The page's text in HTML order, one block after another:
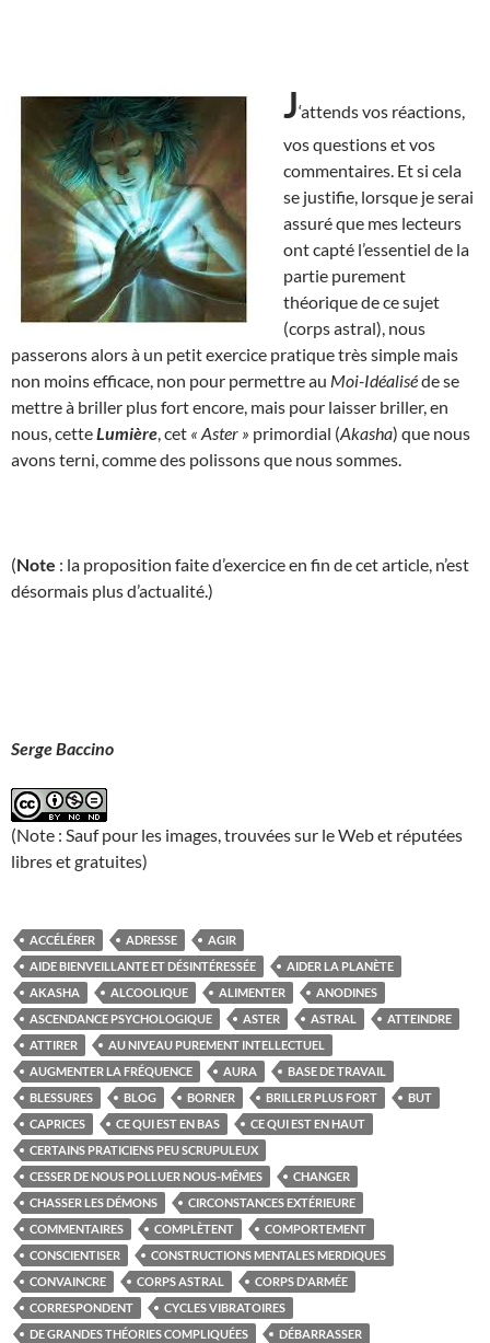
J‘attends vos réactions,
vos questions et vos
commentaires. Et si cela
se justifie, lorsque je serai
assuré que mes lecteurs
ont capté l’essentiel de la
partie purement
théorique de ce sujet
(corps astral), nous
passerons alors à un petit exercice pratique très simple mais
non moins efficace, non pour permettre au Moi-Idéaliséde se
mettre à briller plus fort encore, mais pour laisser briller, en
nous, cetteLumière , cet « Aster » primordial (Akasha) que nous
avons terni, comme des polissons que nous sommes.
(Note : la proposition faite d’exercice en fin de cet article, n’est
désormais plus d’actualité.)
Serge Baccino
(Note : Sauf pour les images, trouvées sur le Web et réputées
libres et gratuites)
ACCÉLÉRER ADRESSE
AGIR
AIDE BIENVEILLANTE ET DÉSINTÉRESSÉE
AIDER LA PLANÈTE
AKASHA
ALCOOLIQUE ALIMENTER
ANODINES
ASCENDANCE PSYCHOLOGIQUE
ASTER ASTRAL
ATTEINDRE
ATTIRER
AU NIVEAU PUREMENT INTELLECTUEL
AUGMENTER LA FRÉQUENCE
AURA
BASE DE TRAVAIL
BLESSURES
BLOG BORNER BRILLER PLUS FORT
BUT
CAPRICES
CE QUI EST EN BAS
CE QUI EST EN HAUT
CERTAINS PRATICIENS PEU SCRUPULEUX
CESSER DE NOUS POLLUER NOUS-MÊMES
CHANGER
CHASSER LES DÉMONS
CIRCONSTANCES EXTÉRIEURE
COMMENTAIRES
COMPLÈTENT
COMPORTEMENT
CONSCIENTISER
CONSTRUCTIONS MENTALES MERDIQUES
CONVAINCRE
CORPS ASTRAL
CORPS D'ARMÉE
CORRESPONDENT
CYCLES VIBRATOIRES
DE GRANDES THÉORIES COMPLIQUÉES
DÉBARRASSER